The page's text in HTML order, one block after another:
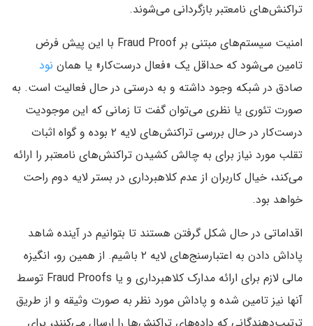
تراکنش‌های نامعتبر بازگردانی می‌شوند.
امنیت سیستم‌های مبتنی بر Fraud Proof با این پیش فرض
تامین می‌شود که حداقل یک «فعال درست‌کار» یا همان نود
صادق در شبکه وجود داشته و به درستی در حال فعالیت است. به
صورت تئوری یا نظری می‌توان گفت‌ تا زمانی که این موجودیت
درست‌کار در حال بررسی تراکنش‌های لایه ۲ بوده و گواه اثبات
تقلب مورد نیاز برای به چالش کشیدن تراکنش‌های نامعتبر را ارائه
می‌کند‌، خیال کاربران از عدم کلاهبرداری در بستر لایه دوم راحت
خواهد بود.
اقداماتی در حال شکل گرفتن هستند تا بتوانیم در آینده شاهد
پاداش دادن به اعتبارسنج‌های لایه ۲ باشیم. از همین رو‌، انگیزه
مالی لازم برای ارائه مدارک کلاهبرداری و یا Fraud Proofs توسط
آنها نیز تامین شده و پاداش مورد نظر به صورت وثیقه و از طریق